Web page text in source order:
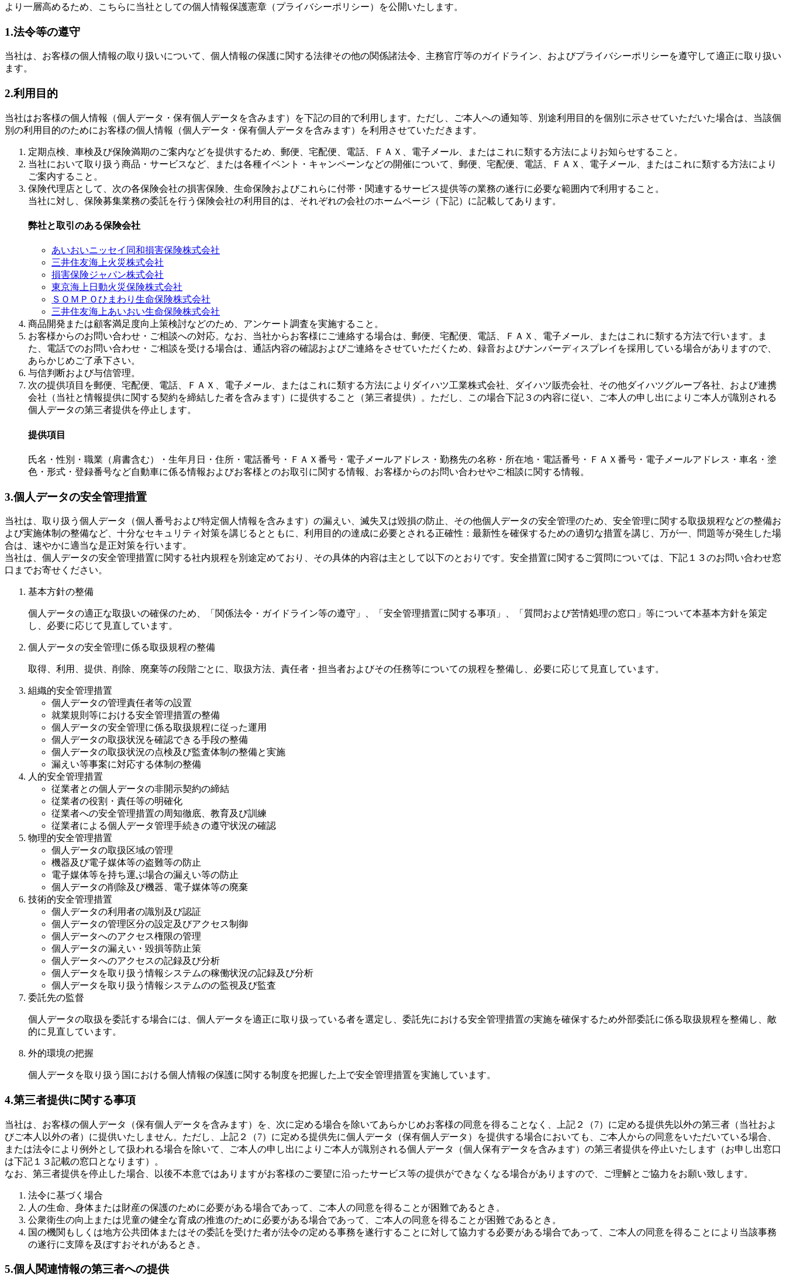
より一層高めるため、こちらに当社としての個人情報保護憲章（プライバシーポリシー）を公開いたします。
1.法令等の遵守
当社は、お客様の個人情報の取り扱いについて、個人情報の保護に関する法律その他の関係諸法令、主務官庁等のガイドライン、およびプライバシーポリシーを遵守して適正に取り扱い
ます。
2.利用目的
当社はお客様の個人情報（個人データ・保有個人データを含みます）を下記の目的で利用します。ただし、ご本人への通知等、別途利用目的を個別に示させていただいた場合は、当該個
別の利用目的のためにお客様の個人情報（個人データ・保有個人データを含みます）を利用させていただきます。
定期点検、車検及び保険満期のご案内などを提供するため、郵便、宅配便、電話、ＦＡＸ、電子メール、またはこれに類する方法によりお知らせすること。
当社において取り扱う商品・サービスなど、または各種イベント・キャンペーンなどの開催について、郵便、宅配便、電話、ＦＡＸ、電子メール、またはこれに類する方法により
ご案内すること。
保険代理店として、次の各保険会社の損害保険、生命保険およびこれらに付帯・関連するサービス提供等の業務の遂行に必要な範囲内で利用すること。
当社に対し、保険募集業務の委託を行う保険会社の利用目的は、それぞれの会社のホームページ（下記）に記載してあります。
弊社と取引のある保険会社
あいおいニッセイ同和損害保険株式会社
三井住友海上火災株式会社
損害保険ジャパン株式会社
東京海上日動火災保険株式会社
ＳＯＭＰＯひまわり生命保険株式会社
三井住友海上あいおい生命保険株式会社
商品開発または顧客満足度向上策検討などのため、アンケート調査を実施すること。
お客様からのお問い合わせ・ご相談への対応。なお、当社からお客様にご連絡する場合は、郵便、宅配便、電話、ＦＡＸ、電子メール、またはこれに類する方法で行います。ま
た、電話でのお問い合わせ・ご相談を受ける場合は、通話内容の確認およびご連絡をさせていただくため、録音およびナンバーディスプレイを採用している場合がありますので、
あらかじめご了承下さい。
与信判断および与信管理。
次の提供項目を郵便、宅配便、電話、ＦＡＸ、電子メール、またはこれに類する方法によりダイハツ工業株式会社、ダイハツ販売会社、その他ダイハツグループ各社、および連携
会社（当社と情報提供に関する契約を締結した者を含みます）に提供すること（第三者提供）。ただし、この場合下記３の内容に従い、ご本人の申し出によりご本人が識別される
個人データの第三者提供を停止します。
提供項目
氏名・性別・職業（肩書含む）・生年月日・住所・電話番号・ＦＡＸ番号・電子メールアドレス・勤務先の名称・所在地・電話番号・ＦＡＸ番号・電子メールアドレス・車名・塗
色・形式・登録番号など自動車に係る情報およびお客様とのお取引に関する情報、お客様からのお問い合わせやご相談に関する情報。
3.個人データの安全管理措置
当社は、取り扱う個人データ（個人番号および特定個人情報を含みます）の漏えい、滅失又は毀損の防止、その他個人データの安全管理のため、安全管理に関する取扱規程などの整備お
よび実施体制の整備など、十分なセキュリティ対策を講じるとともに、利用目的の達成に必要とされる正確性：最新性を確保するための適切な措置を講じ、万が一、問題等が発生した場
合は、速やかに適当な是正対策を行います。
当社は、個人データの安全管理措置に関する社内規程を別途定めており、その具体的内容は主として以下のとおりです。安全措置に関するご質問については、下記１３のお問い合わせ窓
口までお寄せください。
基本方針の整備
個人データの適正な取扱いの確保のため、「関係法令・ガイドライン等の遵守」、「安全管理措置に関する事項」、「質問および苦情処理の窓口」等について本基本方針を策定
し、必要に応じて見直しています。
個人データの安全管理に係る取扱規程の整備
取得、利用、提供、削除、廃棄等の段階ごとに、取扱方法、責任者・担当者およびその任務等についての規程を整備し、必要に応じて見直しています。
組織的安全管理措置
個人データの管理責任者等の設置
就業規則等における安全管理措置の整備
個人データの安全管理に係る取扱規程に従った運用
個人データの取扱状況を確認できる手段の整備
個人データの取扱状況の点検及び監査体制の整備と実施
漏えい等事案に対応する体制の整備
人的安全管理措置
従業者との個人データの非開示契約の締結
従業者の役割・責任等の明確化
従業者への安全管理措置の周知徹底、教育及び訓練
従業者による個人データ管理手続きの遵守状況の確認
物理的安全管理措置
個人データの取扱区域の管理
機器及び電子媒体等の盗難等の防止
電子媒体等を持ち運ぶ場合の漏えい等の防止
個人データの削除及び機器、電子媒体等の廃棄
技術的安全管理措置
個人データの利用者の識別及び認証
個人データの管理区分の設定及びアクセス制御
個人データへのアクセス権限の管理
個人データの漏えい・毀損等防止策
個人データへのアクセスの記録及び分析
個人データを取り扱う情報システムの稼働状況の記録及び分析
個人データを取り扱う情報システムのの監視及び監査
委託先の監督
個人データの取扱を委託する場合には、個人データを適正に取り扱っている者を選定し、委託先における安全管理措置の実施を確保するため外部委託に係る取扱規程を整備し、敵
的に見直しています。
外的環境の把握
個人データを取り扱う国における個人情報の保護に関する制度を把握した上で安全管理措置を実施しています。
4.第三者提供に関する事項
当社は、お客様の個人データ（保有個人データを含みます）を、次に定める場合を除いてあらかじめお客様の同意を得ることなく、上記２（7）に定める提供先以外の第三者（当社およ
びご本人以外の者）に提供いたしません。ただし、上記２（7）に定める提供先に個人データ（保有個人データ）を提供する場合においても、ご本人からの同意をいただいている場合、
または法令により例外として扱われる場合を除いて、ご本人の申し出によりご本人が識別される個人データ（個人保有データを含みます）の第三者提供を停止いたします（お申し出窓口
は下記１３記載の窓口となります）。
なお、第三者提供を停止した場合、以後不本意ではありますがお客様のご要望に沿ったサービス等の提供ができなくなる場合がありますので、ご理解とご協力をお願い致します。
法令に基づく場合
人の生命、身体または財産の保護のために必要がある場合であって、ご本人の同意を得ることが困難であるとき。
公衆衛生の向上または児童の健全な育成の推進のために必要がある場合であって、ご本人の同意を得ることが困難であるとき。
国の機関もしくは地方公共団体またはその委託を受けた者が法令の定める事務を遂行することに対して協力する必要がある場合であって、ご本人の同意を得ることにより当該事務
の遂行に支障を及ぼすおそれがあるとき。
5.個人関連情報の第三者への提供